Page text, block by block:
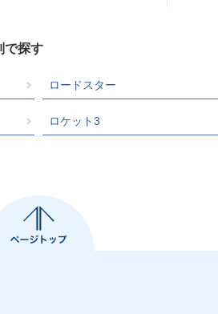
で探す
ロードスター
ロケット3